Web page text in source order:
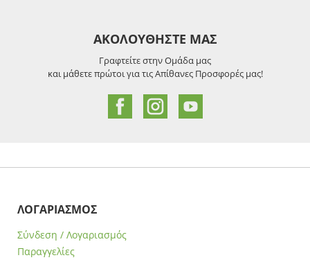
ΑΚΟΛΟΥΘΗΣΤΕ ΜΑΣ
Γραφτείτε στην Ομάδα μας
και μάθετε πρώτοι για τις Απίθανες Προσφορές μας!
ΛΟΓΑΡΙΑΣΜΟΣ
Σύνδεση / Λογαριασμός
Παραγγελίες